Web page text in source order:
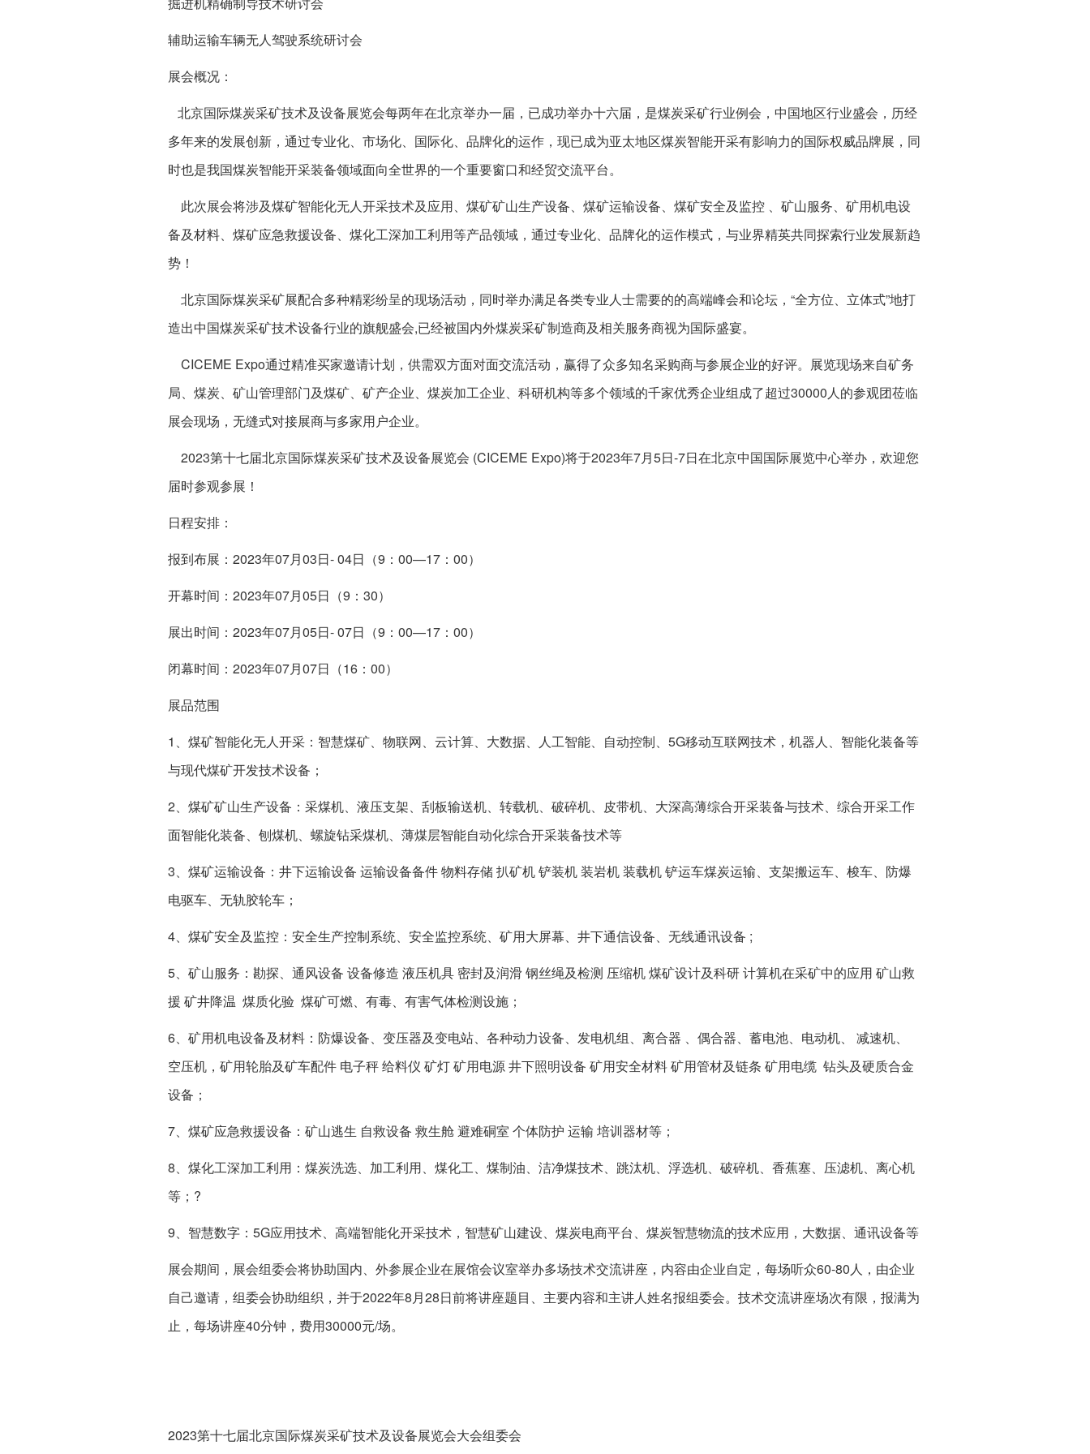
辅助运输车辆无人驾驶系统研讨会
展会概况：
北京国际煤炭采矿技术及设备展览会每两年在北京举办一届，已成功举办十六届，是煤炭采矿行业例会，中国地区行业盛会，历经
多年来的发展创新，通过专业化、市场化、国际化、品牌化的运作，现已成为亚太地区煤炭智能开采有影响力的国际权威品牌展，同
时也是我国煤炭智能开采装备领域面向全世界的一个重要窗口和经贸交流平台。
此次展会将涉及煤矿智能化无人开采技术及应用、煤矿矿山生产设备、煤矿运输设备、煤矿安全及监控 、矿山服务、矿用机电设
备及材料、煤矿应急救援设备、煤化工深加工利用等产品领域，通过专业化、品牌化的运作模式，与业界精英共同探索行业发展新趋
势！
北京国际煤炭采矿展配合多种精彩纷呈的现场活动，同时举办满足各类专业人士需要的的高端峰会和论坛，“全方位、立体式”地打
造出中国煤炭采矿技术设备行业的旗舰盛会,已经被国内外煤炭采矿制造商及相关服务商视为国际盛宴。
CICEME Expo通过精准买家邀请计划，供需双方面对面交流活动，赢得了众多知名采购商与参展企业的好评。展览现场来自矿务
局、煤炭、矿山管理部门及煤矿、矿产企业、煤炭加工企业、科研机构等多个领域的千家优秀企业组成了超过30000人的参观团莅临
展会现场，无缝式对接展商与多家用户企业。
2023第十七届北京国际煤炭采矿技术及设备展览会 (CICEME Expo)将于2023年7月5日-7日在北京中国国际展览中心举办，欢迎您
届时参观参展！
日程安排：
报到布展：2023年07月03日- 04日（9：00—17：00）
开幕时间：2023年07月05日（9：30）
展出时间：2023年07月05日- 07日（9：00—17：00）
闭幕时间：2023年07月07日（16：00）
展品范围
1、煤矿智能化无人开采：智慧煤矿、物联网、云计算、大数据、人工智能、自动控制、5G移动互联网技术，机器人、智能化装备等
与现代煤矿开发技术设备；
2、煤矿矿山生产设备：采煤机、液压支架、刮板输送机、转载机、破碎机、皮带机、大深高薄综合开采装备与技术、综合开采工作
面智能化装备、刨煤机、螺旋钻采煤机、薄煤层智能自动化综合开采装备技术等
3、煤矿运输设备：井下运输设备 运输设备备件 物料存储 扒矿机 铲装机 装岩机 装载机 铲运车煤炭运输、支架搬运车、梭车、防爆
电驱车、无轨胶轮车；
4、煤矿安全及监控：安全生产控制系统、安全监控系统、矿用大屏幕、井下通信设备、无线通讯设备 ;
5、矿山服务：勘探、通风设备 设备修造 液压机具 密封及润滑 钢丝绳及检测 压缩机 煤矿设计及科研 计算机在采矿中的应用 矿山救
援 矿井降温 煤质化验 煤矿可燃、有毒、有害气体检测设施；
6、矿用机电设备及材料：防爆设备、变压器及变电站、各种动力设备、发电机组、离合器 、偶合器、蓄电池、电动机、 减速机、
空压机，矿用轮胎及矿车配件 电子秤 给料仪 矿灯 矿用电源 井下照明设备 矿用安全材料 矿用管材及链条 矿用电缆 钻头及硬质合金
设备；
7、煤矿应急救援设备：矿山逃生 自救设备 救生舱 避难硐室 个体防护 运输 培训器材等；
8、煤化工深加工利用：煤炭洗选、加工利用、煤化工、煤制油、洁净煤技术、跳汰机、浮选机、破碎机、香蕉塞、压滤机、离心机
等；?
9、智慧数字：5G应用技术、高端智能化开采技术，智慧矿山建设、煤炭电商平台、煤炭智慧物流的技术应用，大数据、通讯设备等
展会期间，展会组委会将协助国内、外参展企业在展馆会议室举办多场技术交流讲座，内容由企业自定，每场听众60-80人，由企业
自己邀请，组委会协助组织，并于2022年8月28日前将讲座题目、主要内容和主讲人姓名报组委会。技术交流讲座场次有限，报满为
止，每场讲座40分钟，费用30000元/场。
2023第十七届北京国际煤炭采矿技术及设备展览会大会组委会